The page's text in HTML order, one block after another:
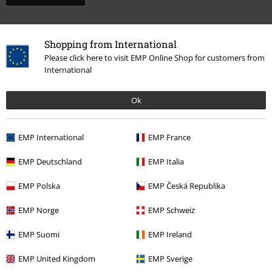
Shopping from International
Please click here to visit EMP Online Shop for customers from
International
Ok
EMP International EMP France
EMP Deutschland EMP Italia
EMP Polska EMP Česká Republika
EMP Norge EMP Schweiz
EMP Suomi EMP Ireland
EMP United Kingdom EMP Sverige
More categories. More options.
Dame Tøj Bukser Joggingbukser
Tøj Bukser Lange bukser
Tema Streetwear Streetwear herrer
Tema Basics
Tøj Bukser Joggingbukser